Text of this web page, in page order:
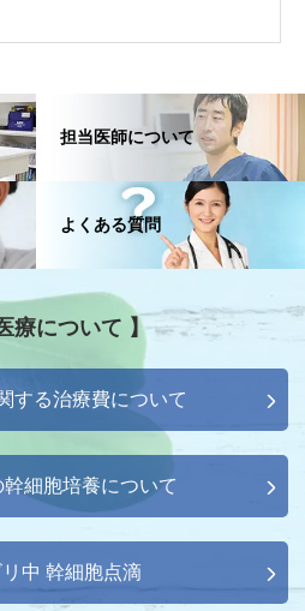
担当医師について
よくある質問
療について 】
する治療費について
細胞培養について
リ中 幹細胞点滴